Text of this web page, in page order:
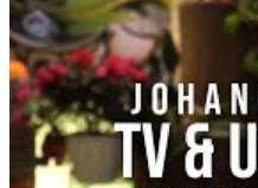
Agence
Agence de